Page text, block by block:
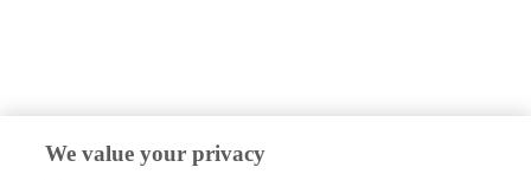
We value your privacy